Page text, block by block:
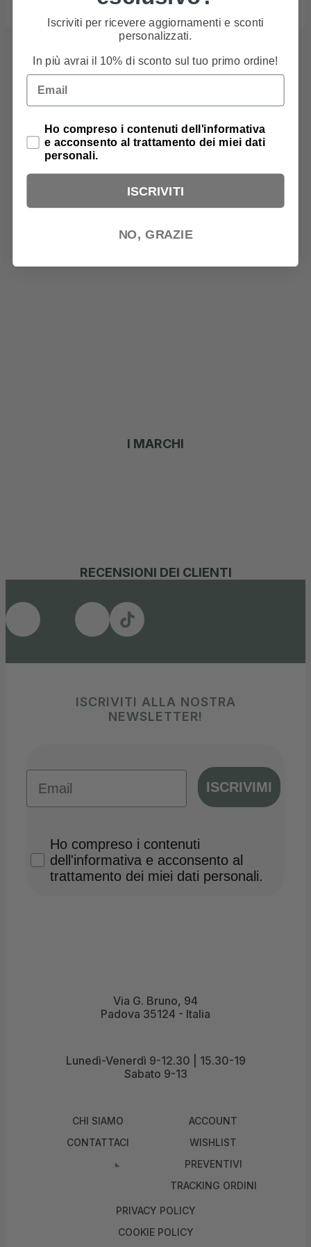
COSA STAI CERCANDO?
MACCHINE PER CUCIRE
RICAMATRICI
TAGLIACUCI
ACCESSORI E RICAMBI
PER LA CASA
I MARCHI
RECENSIONI DEI CLIENTI
ISCRIVITI ALLA NOSTRA
NEWSLETTER!
ISCRIVIMI
Privacy Policy
Ho compreso i contenuti
dell'informativa e acconsento al
trattamento dei miei dati personali.
Via G. Bruno, 94
Padova 35124 - Italia
Lunedì-Venerdì 9-12.30 | 15.30-19
Sabato 9-13
CHI SIAMO
CONTATTACI
ACCOUNT
WISHLIST
PREVENTIVI
TRACKING ORDINI
PRIVACY POLICY
COOKIE POLICY
Iscriviti per ricevere aggiornamenti e sconti
personalizzati.
In più avrai il 10% di sconto sul tuo primo ordine!
Email
Privacy Policy
Ho compreso i contenuti dell'informativa
e acconsento al trattamento dei miei dati
personali.
ISCRIVITI
NO, GRAZIE